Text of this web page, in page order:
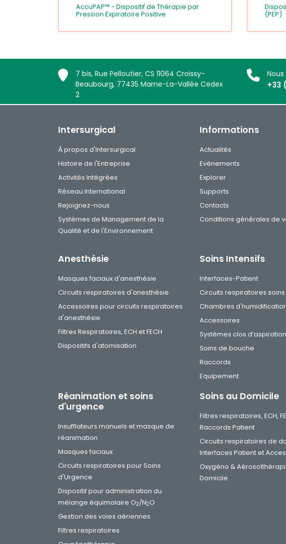
AccuPAP™ - Dispositif de Thérapie par
Pression Expiratoire Positive (PEP)
7 bis, Rue Pelloutier, CS 11064 Croissy-
Beaubourg, 77435 Marne-La-Vallée Cedex
2
+33
Intersurgical
À propos d'Intersurgical
Histoire de l'Entreprise
Activités Intégrées
Réseau International
Rejoignez-nous
Systèmes de Management de la
Qualité et de l'Environnement
Informations
Actualités
Evènements
Explorer
Supports
Contacts
Conditions générales de
Anesthésie
Masques faciaux d'anesthésie
Circuits respiratoires d'anesthésie
Accessoires pour circuits respiratoires
d'anesthésie
Filtres Respiratoires, ECH et FECH
Dispositifs d'atomisation
Soins Intensifs
Interfaces-Patient
Circuits respiratoires
Chambres
Accessoires
Systèmes clos d’aspiration
Soins de bouche
Raccords
Equipement
Réanimation et soins
d'urgence
Insufflateurs manuels et masque de
réanimation
Masques faciaux
Circuits respiratoires pour Soins
d'Urgence
Dispositif pour administration du
mélange équimolaire O2/N2O
Gestion des voies aériennes
Filtres respiratoires
Soins au Domicile
Filtres respiratoires, ECH,
Raccords Patient
Circuits respiratoires de
Interfaces Patient et
Oxygéno &
Domicile